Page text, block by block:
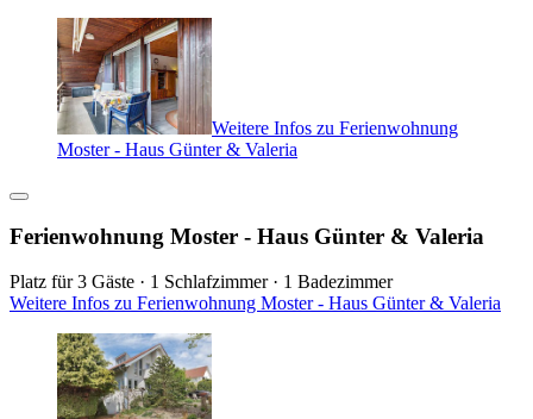
Weitere Infos zu Ferienwohnung
Moster - Haus Günter & Valeria
Ferienwohnung Moster - Haus Günter & Valeria
Platz für 3 Gäste · 1 Schlafzimmer · 1 Badezimmer
Weitere Infos zu Ferienwohnung Moster - Haus Günter & Valeria